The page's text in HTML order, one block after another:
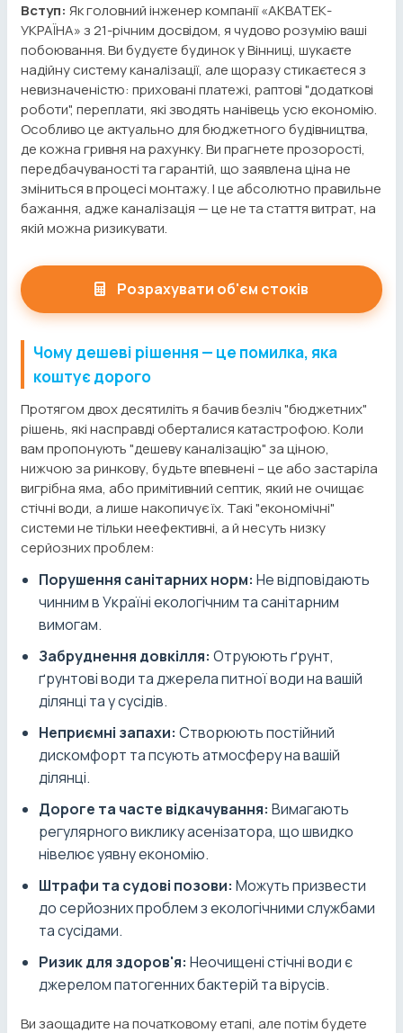
Вступ: Як головний інженер компанії «АКВАТЕК-
УКРАЇНА» з 21-річним досвідом, я чудово розумію ваші
побоювання. Ви будуєте будинок у Вінниці, шукаєте
надійну систему каналізації, але щоразу стикаєтеся з
невизначеністю: приховані платежі, раптові "додаткові
роботи", переплати, які зводять нанівець усю економію.
Особливо це актуально для бюджетного будівництва,
де кожна гривня на рахунку. Ви прагнете прозорості,
передбачуваності та гарантій, що заявлена ціна не
зміниться в процесі монтажу. І це абсолютно правильне
бажання, адже каналізація — це не та стаття витрат, на
якій можна ризикувати.
Розрахувати об'єм стоків
Чому дешеві рішення — це помилка, яка
коштує дорого
Протягом двох десятиліть я бачив безліч "бюджетних"
рішень, які насправді оберталися катастрофою. Коли
вам пропонують "дешеву каналізацію" за ціною,
нижчою за ринкову, будьте впевнені – це або застаріла
вигрібна яма, або примітивний септик, який не очищає
стічні води, а лише накопичує їх. Такі "економічні"
системи не тільки неефективні, а й несуть низку
серйозних проблем:
Порушення санітарних норм: Не відповідають
чинним в Україні екологічним та санітарним
вимогам.
Забруднення довкілля: Отруюють ґрунт,
ґрунтові води та джерела питної води на вашій
ділянці та у сусідів.
Неприємні запахи: Створюють постійний
дискомфорт та псують атмосферу на вашій
ділянці.
Дороге та часте відкачування: Вимагають
регулярного виклику асенізатора, що швидко
нівелює уявну економію.
Штрафи та судові позови: Можуть призвести
до серйозних проблем з екологічними службами
та сусідами.
Ризик для здоров'я: Неочищені стічні води є
джерелом патогенних бактерій та вірусів.
Ви заощадите на початковому етапі, але потім будете